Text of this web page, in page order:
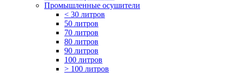
Промышленные осушители
< 30 литров
50 литров
70 литров
80 литров
90 литров
100 литров
> 100 литров